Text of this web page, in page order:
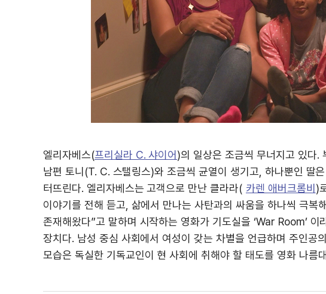
엘리자베스(프리실라 C. 샤이어 )의 일상은 조금씩 무너지고 있다.
남편 토니(T. C. 스탤링스)와 조금씩 균열이 생기고, 하나뿐인 딸
터뜨린다. 엘리자베스는 고객으로 만난 클라라( 카렌 애버크롬비 )
이야기를 전해 듣고, 삶에서 만나는 사탄과의 싸움을 하나씩 극복
존재해왔다”고 말하며 시작하는 영화가 기도실을 ‘War Room’
장치다. 남성 중심 사회에서 여성이 갖는 차별을 언급하며 주인공
모습은 독실한 기독교인이 현 사회에 취해야 할 태도를 영화 나름